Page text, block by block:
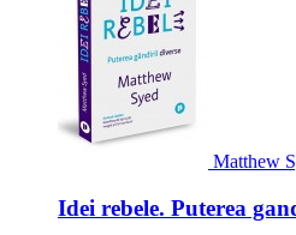
Matthew
Idei rebele. Puterea